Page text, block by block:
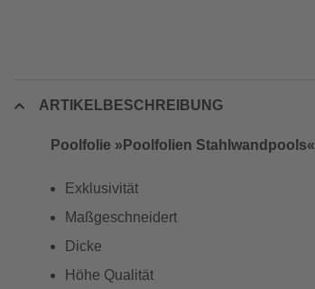
ARTIKELBESCHREIBUNG
Poolfolie »Poolfolien
Exklusivität
Maßgeschneidert
Dicke
Höhe Qualität